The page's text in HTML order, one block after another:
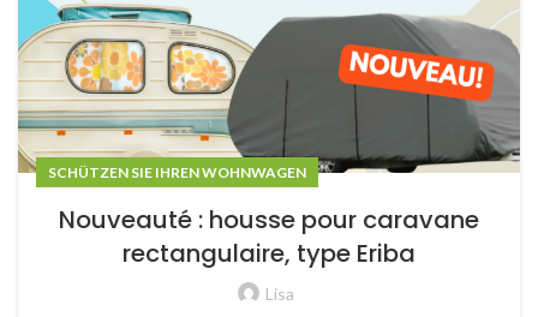
SCHÜTZEN SIE IHREN WOHNWAGEN
Nouveauté : housse pour caravane
rectangulaire, type Eriba
Lisa